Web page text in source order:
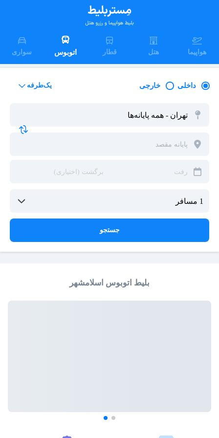
هواپیما هتل قطار اتوبوس سواری
داخلی خارجی یک‌طرفه
جستجو
بلیط اتوبوس اسلامشهر